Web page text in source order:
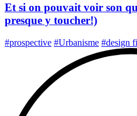
Et si on pouvait voir son
presque y toucher!)
#prospective #Urbanisme #design